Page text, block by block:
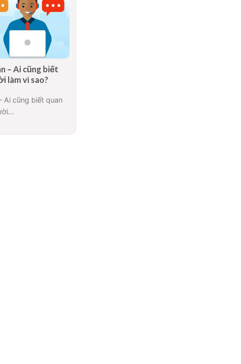
– Ai cũng biết
làm vì sao?
Ai cũng biết quan